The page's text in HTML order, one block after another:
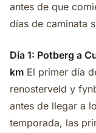
antes de que
días de caminata
Día 1: Potberg a
km El primer día
renosterveld y
antes de llegar a
temporada, las